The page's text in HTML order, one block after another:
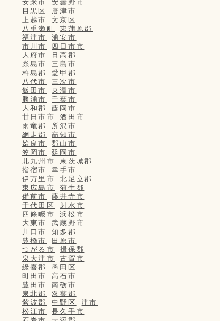
安来市
安曇野市
目黒区
唐津市
上越市
文京区
八重瀬町
東蒲原郡
福津市
浦安市
市川市
四日市市
大府市
日高郡
糸島市
三島市
杵島郡
愛甲郡
八代市
三次市
飯田市
東温市
勝浦市
千葉市
大和郡
藤岡市
廿日市市
酒田市
雨竜郡
所沢市
網走郡
高知市
姶良市
郡山市
笠岡市
延岡市
北九州市
東茨城郡
指宿市
幸手市
伊万里市
北足立郡
東広島市
蒲生郡
備前市
藤井寺市
千代田区
射水市
四條畷市
浜松市
大東市
武蔵野市
川口市
知多郡
豊橋市
田原市
つがる市
揖保郡
泉大津市
古賀市
綴喜郡
墨田区
町田市
高石市
豊田市
南砺市
泉北郡
双葉郡
紫波郡
中野区
津市
松江市
長久手市